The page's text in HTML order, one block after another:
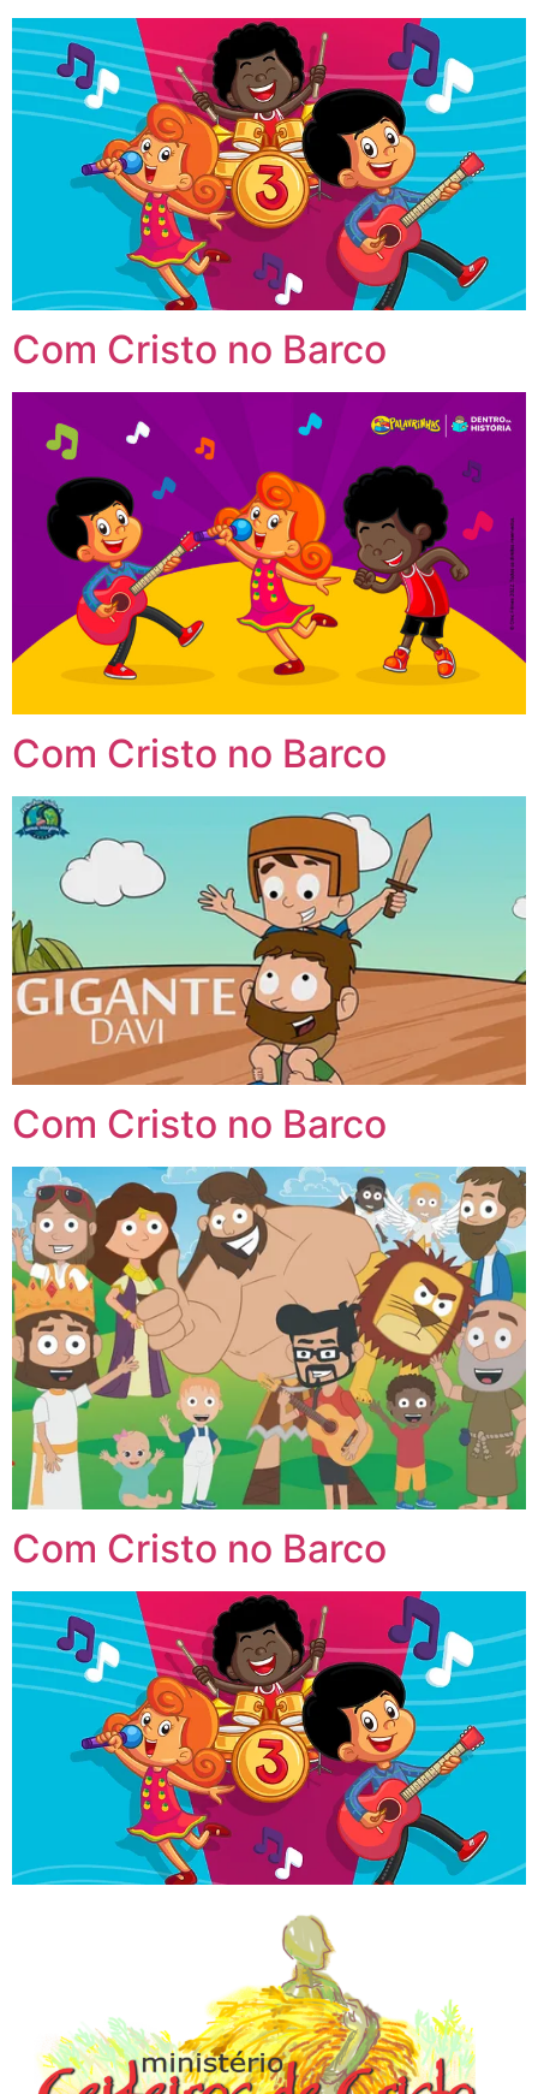
Com Cristo no Barco
Com Cristo no Barco
Com Cristo no Barco
Com Cristo no Barco